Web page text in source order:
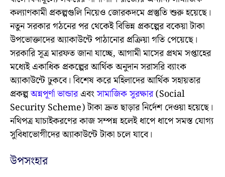
কল্যাণকামী প্রকল্পগুলি নিয়েও জোরকদমে প্রস্তুতি শুরু হয়েছে।
নতুন সরকার গঠনের পর থেকেই বিভিন্ন প্রকল্পের বকেয়া টাকা
উপভোক্তাদের অ্যাকাউন্টে পাঠানোর প্রক্রিয়া গতি পেয়েছে।
সরকারি সূত্র মারফত জানা যাচ্ছে, আগামী মাসের প্রথম সপ্তাহের
মধ্যেই একাধিক প্রকল্পের আর্থিক অনুদান সরাসরি ব্যাংক
অ্যাকাউন্টে ঢুকবে। বিশেষ করে মহিলাদের আর্থিক সহায়তার
প্রকল্পঅন্নপূর্ণা ভান্ডারএবংসামাজিক সুরক্ষার(Social
Security Scheme) টাকা দ্রুত ছাড়ার নির্দেশ দেওয়া হয়েছে।
নথিপত্র যাচাইকরণের কাজ সম্পন্ন হলেই ধাপে ধাপে সমস্ত যোগ্য
সুবিধাভোগীদের অ্যাকাউন্টে টাকা চলে যাবে।
উপসংহার